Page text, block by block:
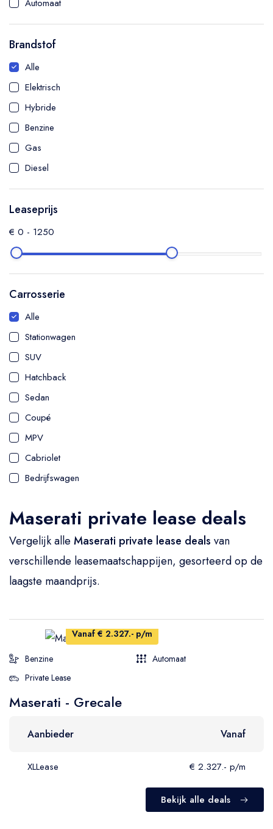
Automaat
Brandstof
Alle
Elektrisch
Hybride
Benzine
Gas
Diesel
Leaseprijs
€ 0 - 1250
Carrosserie
Alle
Stationwagen
SUV
Hatchback
Sedan
Coupé
MPV
Cabriolet
Bedrijfswagen
Maserati private lease deals
Vergelijk alle Maserati private lease deals van
verschillende leasemaatschappijen, gesorteerd op de
laagste maandprijs.
Vanaf € 2.327.- p/m
Benzine
Automaat
Private Lease
Maserati - Grecale
Aanbieder Vanaf
XLLease € 2.327.- p/m
Bekijk alle deals